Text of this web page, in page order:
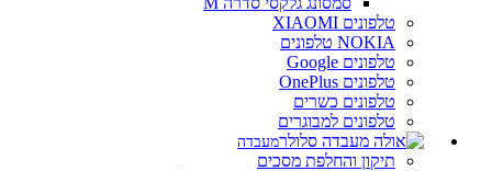
טלפונים XIAOMI
NOKIA טלפונים
טלפונים Google
טלפונים OnePlus
טלפונים כשרים
טלפונים למבוגרים
מעבדה
תיקון והחלפת מסכים